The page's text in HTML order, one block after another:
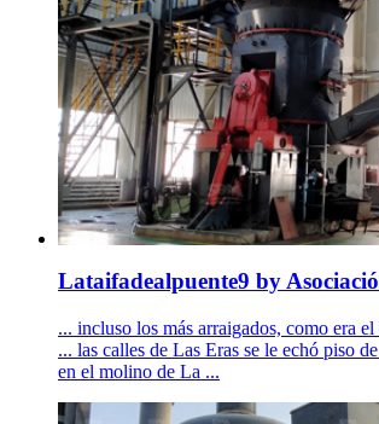
Lataifadealpuente9 by
... incluso los más arraigados, como era
... las calles de Las Eras se le echó piso
en el molino de La ...